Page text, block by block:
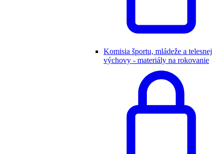
Komisia športu, mládeže a telesnej
výchovy - materiály na rokovanie